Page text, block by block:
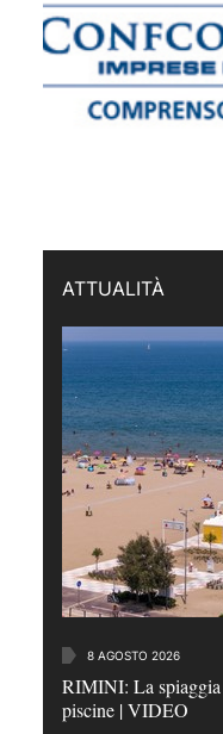
ATTUALITÀ
8 AGOSTO 2026
RIMINI: La spiaggia
piscine | VIDEO